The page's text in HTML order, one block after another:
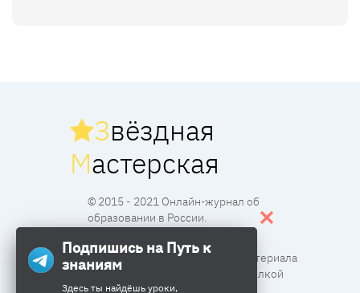
Звёздная
Мастерская
© 2015 - 2021 Онлайн-журнал об
образовании в России.
Все права защищены. Перпечатка материала
разрешена с согласия редакции и ссылкой
Подпишись на Путь к
знаниям
Здесь ты найдёшь уроки,